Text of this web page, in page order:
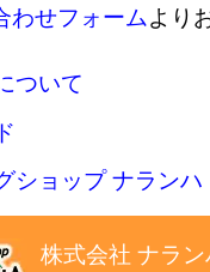
わせフォームより
ついて
ショップ ナラン
株式会社 ナラン